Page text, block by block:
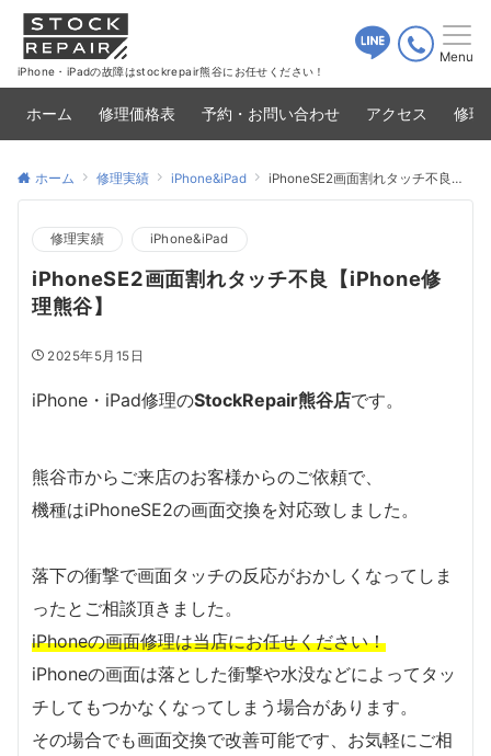
iPhone・iPadの故障はstockrepair熊谷にお任せください！
Menu
ホーム 修理価格表 予約・お問い合わせ アクセス 修理
ホーム 修理実績 iPhone&iPad iPhoneSE2画面割れタッチ不良【iPhone修理熊谷】
修理実績 iPhone&iPad
iPhoneSE2画面割れタッチ不良【iPhone修
理熊谷】
2025年5月15日
iPhone・iPad修理のStockRepair熊谷店です。
熊谷市からご来店のお客様からのご依頼で、
機種はiPhoneSE2の画面交換を対応致しました。
落下の衝撃で画面タッチの反応がおかしくなってしま
ったとご相談頂きました。
iPhoneの画面修理は当店にお任せください！
iPhoneの画面は落とした衝撃や水没などによってタッ
チしてもつかなくなってしまう場合があります。
その場合でも画面交換で改善可能です、お気軽にご相